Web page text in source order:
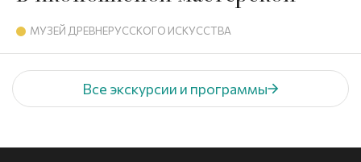
МУЗЕЙ ДРЕВНЕРУССКОГО ИСКУССТВА
Все экскурсии и программы